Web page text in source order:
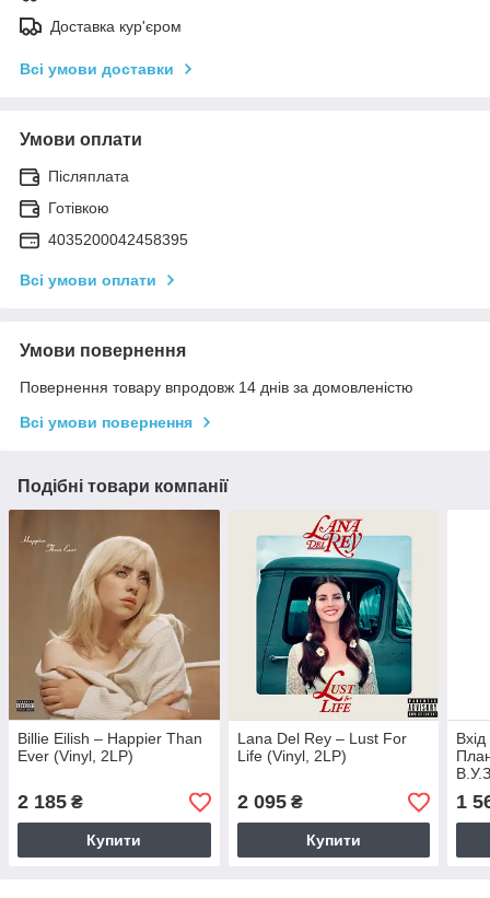
Доставка кур'єром
Всі умови доставки
Умови оплати
Післяплата
Готівкою
4035200042458395
Всі умови оплати
Умови повернення
Повернення товару впродовж 14 днів за домовленістю
Всі умови повернення
Подібні товари компанії
Billie Eilish – Happier Than
Ever (Vinyl, 2LP)
2 185 ₴
Купити
Lana Del Rey – Lust For
Life (Vinyl, 2LP)
2 095₴
Купити
1